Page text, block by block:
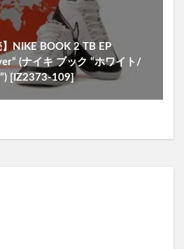
NIKE BOOK 2 TB EP
(ナイキ ブック “ホワイト/
[IZ2373-109]